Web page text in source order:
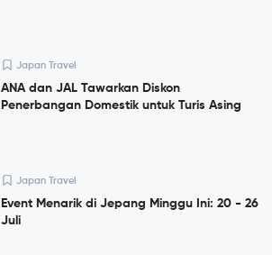
Japan Travel
ANA dan JAL Tawarkan Diskon
Penerbangan Domestik untuk Turis Asing
Japan Travel
Event Menarik di Jepang Minggu Ini: 20 - 26
Juli